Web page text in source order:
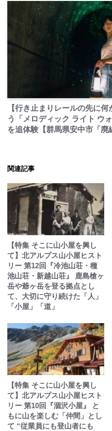
【行き止まりレールの先に
う「メロディック ライト ウ
を追体験【群馬県安中市「廃
関連記事
【特集 そこに山小屋を興し
て】北アルプス山小屋ヒスト
リー 第12回『冷池山荘・種
池山荘・新越山荘』 鹿島槍ヶ
岳や爺ヶ岳を登る拠点とし
て、大切に守り続けた「人」
「小屋」「道」
【特集 そこに山小屋を興し
て】北アルプス山小屋ヒスト
リー 第10回『涸沢小屋』 と
もに山を楽しむ「仲間」とし
て “従業員にも登山者にも